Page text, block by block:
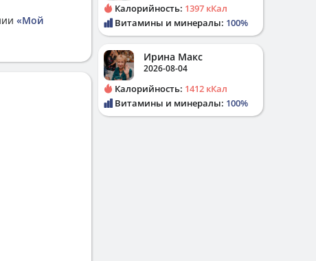
«Мой
Калорийность: 1397 кКал
Витамины и минералы: 100%
Ирина Макс
2026-08-04
Калорийность: 1412 кКал
Витамины и минералы: 100%